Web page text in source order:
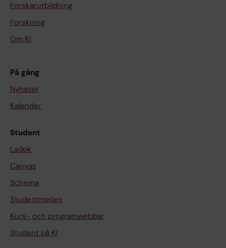
Forskarutbildning
Forskning
Om KI
På gång
Nyheter
Kalender
Student
Ladok
Canvas
Schema
Studentmejlen
Kurs- och programwebbar
Student på KI